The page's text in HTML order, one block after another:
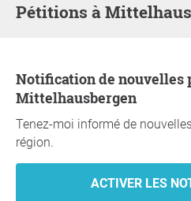
Pétitions à
Notification de nouvelles pétitions dans
Mittelhausbergen
Tenez-moi informé de
région.